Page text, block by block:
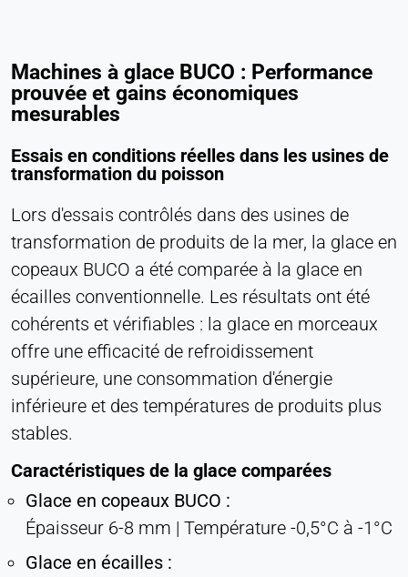
Machines à glace BUCO : Performance
prouvée et gains économiques
mesurables
Essais en conditions réelles dans les usines de
transformation du poisson
Lors d'essais contrôlés dans des usines de
transformation de produits de la mer, la glace en
copeaux BUCO a été comparée à la glace en
écailles conventionnelle. Les résultats ont été
cohérents et vérifiables : la glace en morceaux
offre une efficacité de refroidissement
supérieure, une consommation d'énergie
inférieure et des températures de produits plus
stables.
Caractéristiques de la glace comparées
Glace en copeaux BUCO :
Épaisseur 6-8 mm | Température -0,5°C à -1°C
Glace en écailles :
LinkedIn
Name:
bcookie, li_gc, lidc
Provider:
Société LinkedIn
Purpose:
Suivi des conversions
Cookie duration:
1 jour - 1 an
Leadinfo
_li_id.#, _li_id.#.expires, _li_ses.#,
_li_ses.#.expires, _li_ses.#.expires,
snowplowOutQue_#_post2.expires
Provider:
Leadinfo B.V.
Purpose:
Identification de l'entreprise (B2B)